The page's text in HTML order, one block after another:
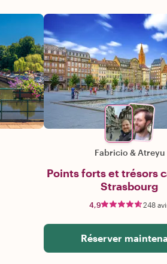
Fabricio & Atreyu
Points forts et trésors
Strasbourg
4,9 248
Réserver